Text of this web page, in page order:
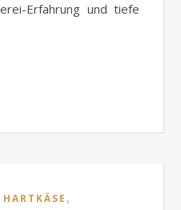
Erfahrung und tiefe
HARTKÄSE ,